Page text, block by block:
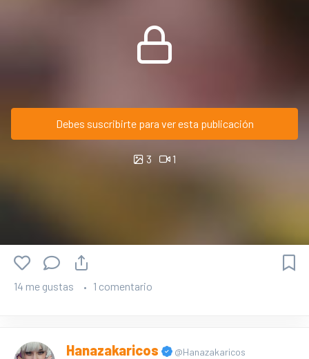
Debes suscribirte para ver esta publicación
3 1
14 me gustas 1 comentario
Hanazakaricos @Hanazakaricos